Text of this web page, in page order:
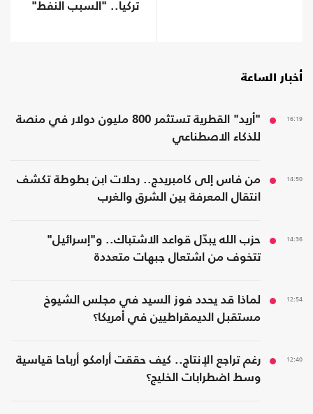
تركيا.. "السبب النفط"
أخبار الساعة
16:19
"أريد" القطرية تستثمر 800 مليون دولار في منصة
للذكاء الاصطناعي
14:50
من فاس إلى كامبريدج.. رحلات ابن بطوطة تكشف
انتقال المعرفة بين الشرق والغرب
14:36
حزب الله يبدّل قواعد الاشتباك.. و"إسرائيل"
تتخوف من اشتعال جبهات متعددة
12:54
لماذا قد يحدد فوز السيد في مجلس الشيوخ
مستقبل الديمقراطيين في أمريكا؟
12:40
رغم تراجع الإنتاج.. كيف حققت أرامكو أرباحا قياسية
وسط اضطرابات الخليج؟